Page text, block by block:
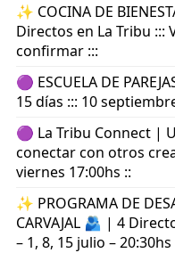
✨ COCINA DE
Directos en La Tribu :::
confirmar :::
🟣 ESCUELA DE
15 días ::: 10
🟣 La Tribu Connect |
conectar con otros
viernes 17:00hs ::
✨ PROGRAMA DE
CARVAJAL 🫂 | 4
– 1, 8, 15 julio – 20:30hs